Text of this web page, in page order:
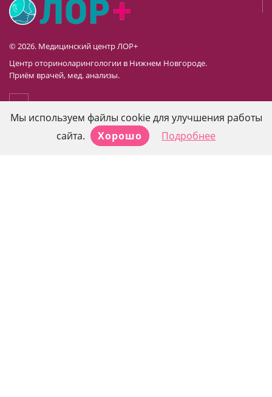
© 2026. Медицинский центр ЛОР+
Центр оториноларингологии в Нижнем Новгороде.
Приём врачей, мед. анализы.
Мы используем файлы cookie для улучшения работы
сайта.
Хорошо Подробнее